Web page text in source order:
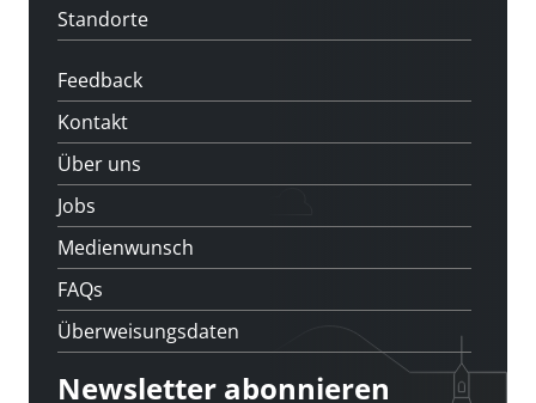
Standorte
Feedback
Kontakt
Über uns
Jobs
Medienwunsch
FAQs
Überweisungsdaten
Newsletter abonnieren